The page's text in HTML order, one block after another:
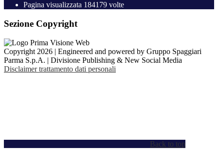
Pagina visualizzata 184179 volte
Sezione Copyright
Copyright 2026 | Engineered and powered by Gruppo Spaggiari
Parma S.p.A. | Divisione Publishing & New Social Media
Disclaimer trattamento dati personali
Back to top